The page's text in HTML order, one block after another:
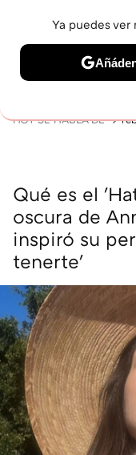
BELLEZA
HOY SE HABLA DE
Qué es el
oscura de
inspiró su
tenerte'
Ya puedes ver